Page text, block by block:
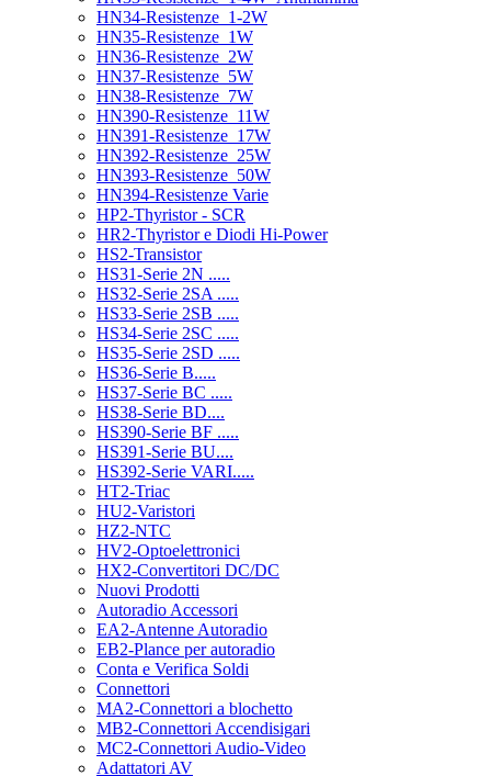
HN34-Resistenze_1-2W
HN35-Resistenze_1W
HN36-Resistenze_2W
HN37-Resistenze_5W
HN38-Resistenze_7W
HN390-Resistenze_11W
HN391-Resistenze_17W
HN392-Resistenze_25W
HN393-Resistenze_50W
HN394-Resistenze Varie
HP2-Thyristor - SCR
HR2-Thyristor e Diodi Hi-Power
HS2-Transistor
HS31-Serie 2N .....
HS32-Serie 2SA .....
HS33-Serie 2SB .....
HS34-Serie 2SC .....
HS35-Serie 2SD .....
HS36-Serie B.....
HS37-Serie BC .....
HS38-Serie BD....
HS390-Serie BF .....
HS391-Serie BU....
HS392-Serie VARI.....
HT2-Triac
HU2-Varistori
HZ2-NTC
HV2-Optoelettronici
HX2-Convertitori DC/DC
Nuovi Prodotti
Autoradio Accessori
EA2-Antenne Autoradio
EB2-Plance per autoradio
Conta e Verifica Soldi
Connettori
MA2-Connettori a blochetto
MB2-Connettori Accendisigari
MC2-Connettori Audio-Video
Adattatori AV